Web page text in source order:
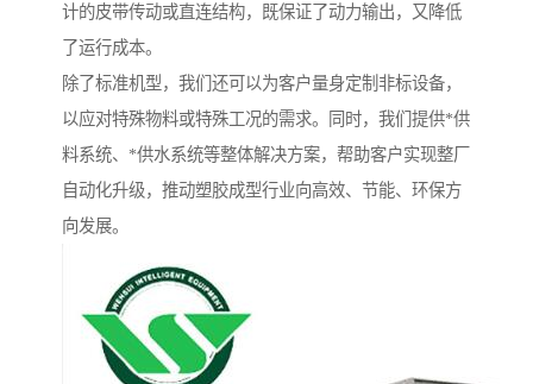
计的皮带传动或直连结构，既保证了动力输出，又降低
了运行成本。
除了标准机型，我们还可以为客户量身定制非标设备，
以应对特殊物料或特殊工况的需求。同时，我们提供*供
料系统、*供水系统等整体解决方案，帮助客户实现整厂
自动化升级，推动塑胶成型行业向高效、节能、环保方
向发展。